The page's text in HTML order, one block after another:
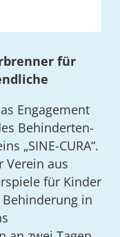
für
Engagement
Behinderten-
„SINE-CURA“.
Verein aus
für Kinder
in